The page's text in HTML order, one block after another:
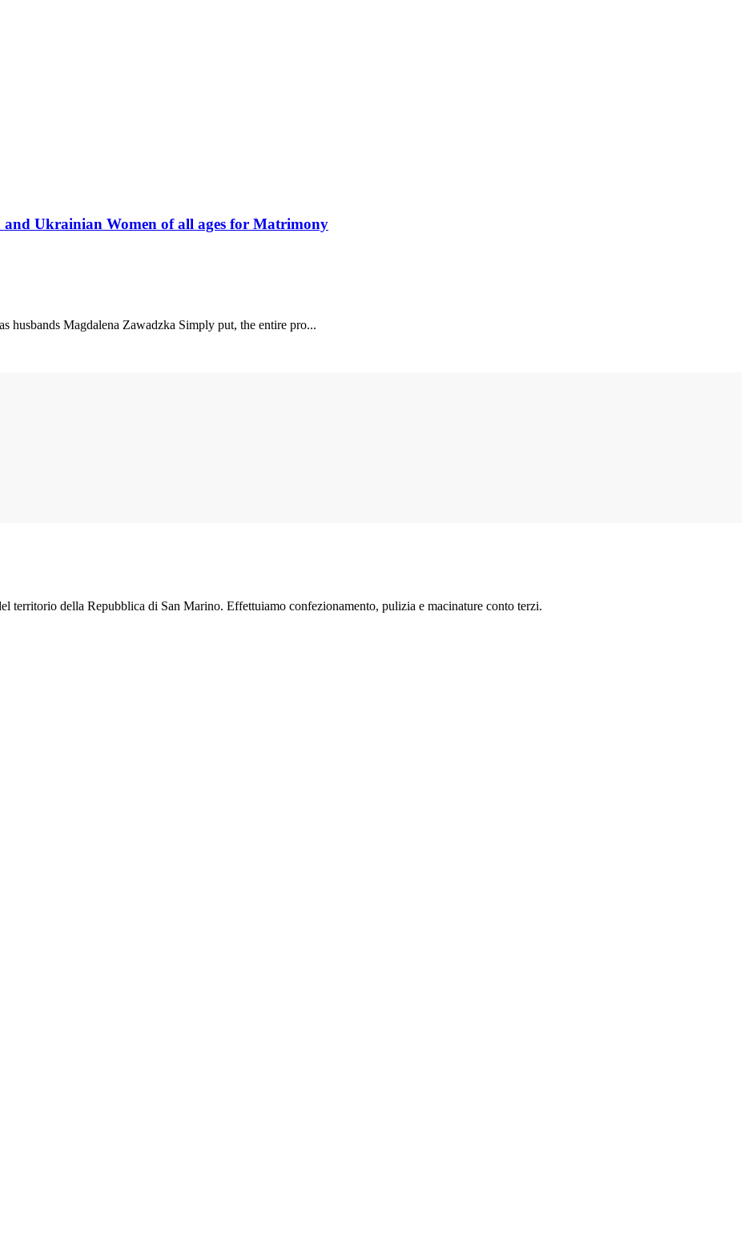
Ukrainian Women of all ages for Matrimony
husbands Magdalena Zawadzka Simply put, the entire pro...
territorio della Repubblica di San Marino. Effettuiamo confezionamento, pulizia e macinature conto terzi.